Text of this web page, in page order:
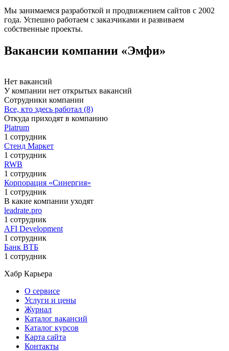
Мы занимаемся разработкой и продвижением сайтов с 2002
года. Успешно работаем с заказчиками и развиваем
собственные проекты.
Вакансии компании «Эмфи»
Нет вакансий
У компании нет открытых вакансий
Сотрудники компании
Все, кто здесь работал (8)
Откуда приходят в компанию
Platrum
1 сотрудник
Стенд Маркет
1 сотрудник
RWB
1 сотрудник
Корпорация «Синергия»
1 сотрудник
В какие компании уходят
leadrate.pro
1 сотрудник
AFI Development
1 сотрудник
Банк ВТБ
1 сотрудник
Хабр Карьера
О сервисе
Услуги и цены
Журнал
Каталог вакансий
Каталог курсов
Карта сайта
Контакты